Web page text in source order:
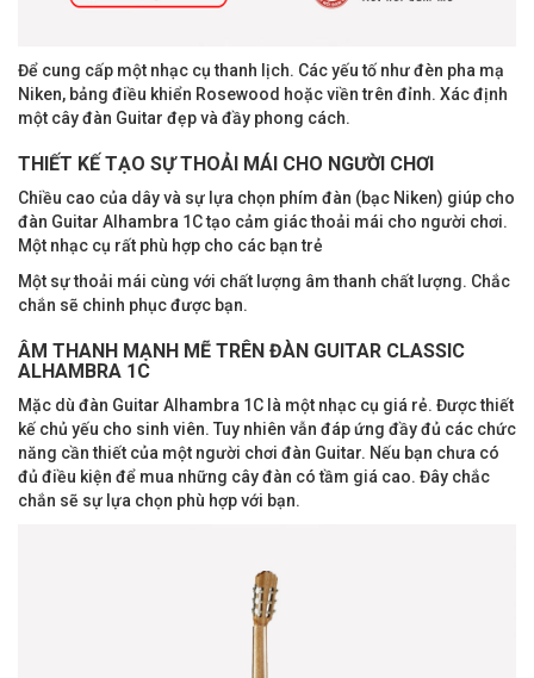
Để cung cấp một nhạc cụ thanh lịch. Các yếu tố như đèn pha mạ
Niken, bảng điều khiển Rosewood hoặc viền trên đỉnh. Xác định
một cây đàn Guitar đẹp và đầy phong cách.
THIẾT KẾ TẠO SỰ THOẢI MÁI CHO NGƯỜI CHƠI
Chiều cao của dây và sự lựa chọn phím đàn (bạc Niken) giúp cho
đàn Guitar Alhambra 1C tạo cảm giác thoải mái cho người chơi.
Một nhạc cụ rất phù hợp cho các bạn trẻ
Một sự thoải mái cùng với chất lượng âm thanh chất lượng. Chắc
chắn sẽ chinh phục được bạn.
ÂM THANH MẠNH MẼ TRÊN ĐÀN GUITAR CLASSIC
ALHAMBRA 1C
Mặc dù đàn Guitar Alhambra 1C là một nhạc cụ giá rẻ. Được thiết
kế chủ yếu cho sinh viên. Tuy nhiên vẫn đáp ứng đầy đủ các chức
năng cần thiết của một người chơi đàn Guitar. Nếu bạn chưa có
đủ điều kiện để mua những cây đàn có tầm giá cao. Đây chắc
chắn sẽ sự lựa chọn phù hợp với bạn.